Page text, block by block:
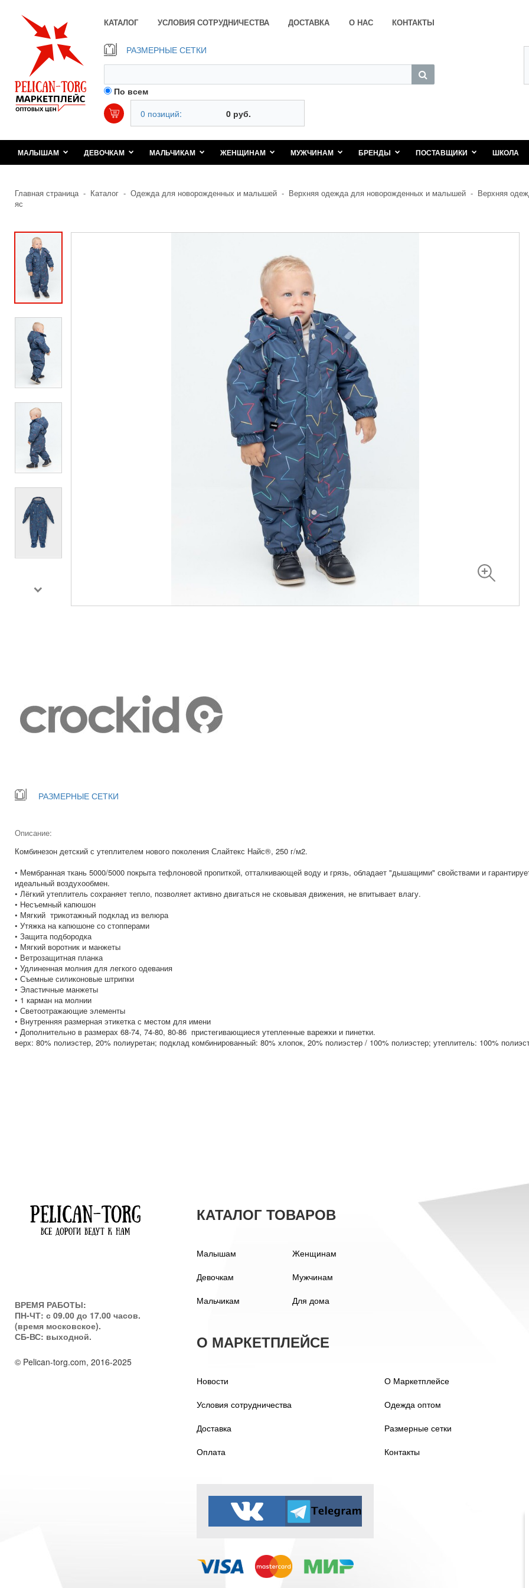
КАТАЛОГ УСЛОВИЯ СОТРУДНИЧЕСТВА ДОСТАВКА О НАС КОНТАКТЫ
РАЗМЕРНЫЕ СЕТКИ
По всем
0 позиций: 0 руб.
МАЛЫШАМ ДЕВОЧКАМ МАЛЬЧИКАМ ЖЕНЩИНАМ МУЖЧИНАМ БРЕНДЫ ПОСТАВЩИКИ ШКОЛА
Главная страница - Каталог - Одежда для новорожденных и малышей - Верхняя одежда для новорожденных и малышей - Верхняя
яс
РАЗМЕРНЫЕ СЕТКИ
Описание:
Комбинезон детский с утеплителем нового поколения Слайтекс Найс®, 250 г/м2.
• Мембранная ткань 5000/5000 покрыта тефлоновой пропиткой, отталкивающей воду и грязь, обладает "дышащими" свойствами и
идеальный воздухообмен.
• Лёгкий утеплитель сохраняет тепло, позволяет активно двигаться не сковывая движения, не впитывает влагу.
• Несъемный капюшон
• Мягкий трикотажный подклад из велюра
• Утяжка на капюшоне со стопперами
• Защита подбородка
• Мягкий воротник и манжеты
• Ветрозащитная планка
• Удлиненная молния для легкого одевания
• Съемные силиконовые штрипки
• Эластичные манжеты
• 1 карман на молнии
• Светоотражающие элементы
• Внутренняя размерная этикетка с местом для имени
• Дополнительно в размерах 68-74, 74-80, 80-86 пристегивающиеся утепленные варежки и пинетки.
верх: 80% полиэстер, 20% полиуретан; подклад комбинированный: 80% хлопок, 20% полиэстер / 100% полиэстер; утеплитель: 100%
ВРЕМЯ РАБОТЫ:
ПН-ЧТ: с 09.00 до 17.00 часов.
(время московское).
СБ-ВС: выходной.
© Pelican-torg.com, 2016-2025
КАТАЛОГ ТОВАРОВ
Малышам
Девочкам
Мальчикам
Женщинам
Мужчинам
Для дома
О МАРКЕТПЛЕЙСЕ
Новости
Условия сотрудничества
Доставка
Оплата
О Маркетплейсе
Одежда оптом
Размерные сетки
Контакты